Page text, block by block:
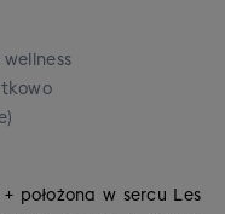
poszukiwaczy
(czarne)
ośrodków takich jak
wellness
w sercu Les